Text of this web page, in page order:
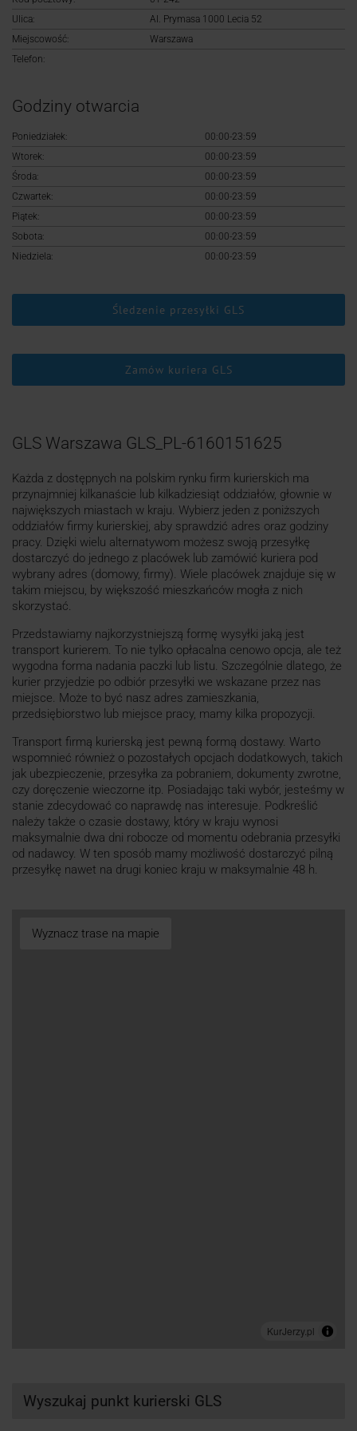
Ulica:
Al. Prymasa 1000 Lecia 52
Miejscowość:
Warszawa
Telefon:
Godziny otwarcia
Poniedziałek:
00:00-23:59
Wtorek:
00:00-23:59
Środa:
00:00-23:59
Czwartek:
00:00-23:59
Piątek:
00:00-23:59
Sobota:
00:00-23:59
Niedziela:
00:00-23:59
Śledzenie przesyłki GLS
Zamów kuriera GLS
GLS Warszawa GLS_PL-6160151625
Każda z dostępnych na polskim rynku firm kurierskich ma
przynajmniej kilkanaście lub kilkadziesiąt oddziałów, głownie w
największych miastach w kraju. Wybierz jeden z poniższych
oddziałów firmy kurierskiej, aby sprawdzić adres oraz godziny
pracy. Dzięki wielu alternatywom możesz swoją przesyłkę
dostarczyć do jednego z placówek lub zamówić kuriera pod
wybrany adres (domowy, firmy). Wiele placówek znajduje się w
takim miejscu, by większość mieszkańców mogła z nich
skorzystać.
Przedstawiamy najkorzystniejszą formę wysyłki jaką jest
transport kurierem. To nie tylko opłacalna cenowo opcja, ale też
wygodna forma nadania paczki lub listu. Szczególnie dlatego, że
kurier przyjedzie po odbiór przesyłki we wskazane przez nas
miejsce. Może to być nasz adres zamieszkania,
przedsiębiorstwo lub miejsce pracy, mamy kilka propozycji.
Transport firmą kurierską jest pewną formą dostawy. Warto
wspomnieć również o pozostałych opcjach dodatkowych, takich
jak ubezpieczenie, przesyłka za pobraniem, dokumenty zwrotne,
czy doręczenie wieczorne itp. Posiadając taki wybór, jesteśmy w
stanie zdecydować co naprawdę nas interesuje. Podkreślić
należy także o czasie dostawy, który w kraju wynosi
maksymalnie dwa dni robocze od momentu odebrania przesyłki
od nadawcy. W ten sposób mamy możliwość dostarczyć pilną
przesyłkę nawet na drugi koniec kraju w maksymalnie 48 h.
Wyznacz trase na mapie
Wyszukaj punkt kurierski GLS